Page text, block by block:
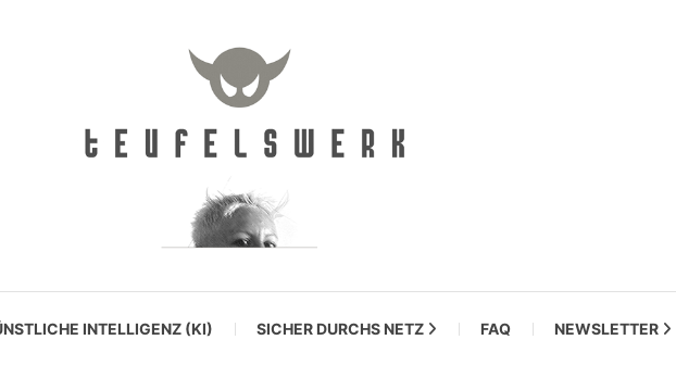
INTELLIGENZ (KI) SICHER DURCHS NETZ FAQ NEWSLETTER